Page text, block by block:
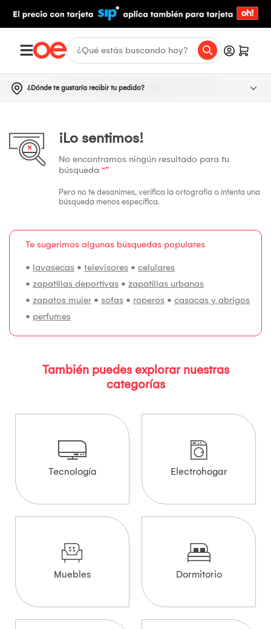
¿Dónde te gustaría recibir tu pedido?
¡Lo sentimos!
No encontramos ningún resultado para tu
búsqueda “”
Pero no te desanimes, verifica la ortografía o intenta una
búsqueda menos específica.
Te sugerimos algunas búsquedas populares
• lavasecas • televisores • celulares
• zapatillas deportivas • zapatillas urbanas
• zapatos mujer • sofas • roperos • casacas y abrigos
• perfumes
También puedes explorar nuestras
categorías
Tecnología Electrohogar
Muebles Dormitorio